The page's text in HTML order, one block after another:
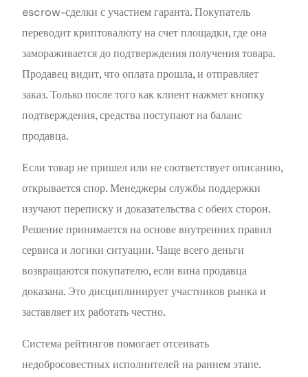
escrow-сделки с участием гаранта. Покупатель
переводит криптовалюту на счет площадки, где она
замораживается до подтверждения получения товара.
Продавец видит, что оплата прошла, и отправляет
заказ. Только после того как клиент нажмет кнопку
подтверждения, средства поступают на баланс
продавца.
Если товар не пришел или не соответствует описанию,
открывается спор. Менеджеры службы поддержки
изучают переписку и доказательства с обеих сторон.
Решение принимается на основе внутренних правил
сервиса и логики ситуации. Чаще всего деньги
возвращаются покупателю, если вина продавца
доказана. Это дисциплинирует участников рынка и
заставляет их работать честно.
Система рейтингов помогает отсеивать
недобросовестных исполнителей на раннем этапе.